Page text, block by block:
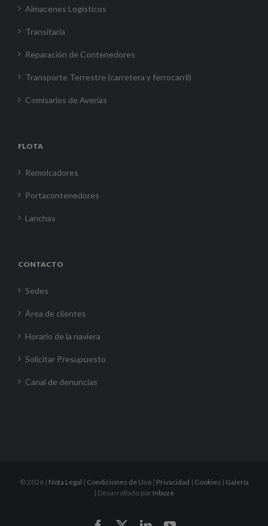
Almacenes Logísticos
Transitaria
Reparación de Contenedores
Transporte Terrestre (carretera y ferrocarril)
Comisarios de Averías
FLOTA
Remolcadores
Portacontenedores
Lanchas
CONTACTO
Sedes
Área de clientes
Horario de la naviera
Solicitar Presupuesto
Canal de denuncias
©2026 | Nota Legal | Condiciones de Uso| Privacidad | Cookies | Galería
| Desarrollado por Inbuze